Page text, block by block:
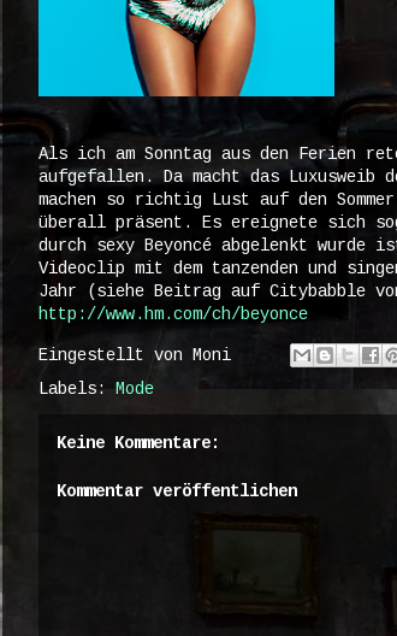
Als ich am Sonntag aus den Ferien
aufgefallen. Da macht das
machen so richtig Lust auf den
überall präsent. Es ereignete sich
durch sexy Beyoncé abgelenkt
Videoclip mit dem tanzenden und
Jahr (siehe Beitrag auf Citybabble
http://www.hm.com/ch/beyonce
Eingestellt von
Moni
Labels:
Mode
Keine Kommentare:
Kommentar veröffentlichen